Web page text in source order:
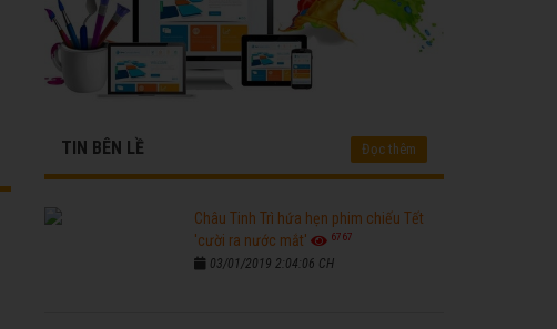
TIN BÊN LỀ Đọc thêm
Châu Tinh Trì hứa hẹn phim chiếu Tết
'cười ra nước mắt'
6767
03/01/2019 2:04:06 CH